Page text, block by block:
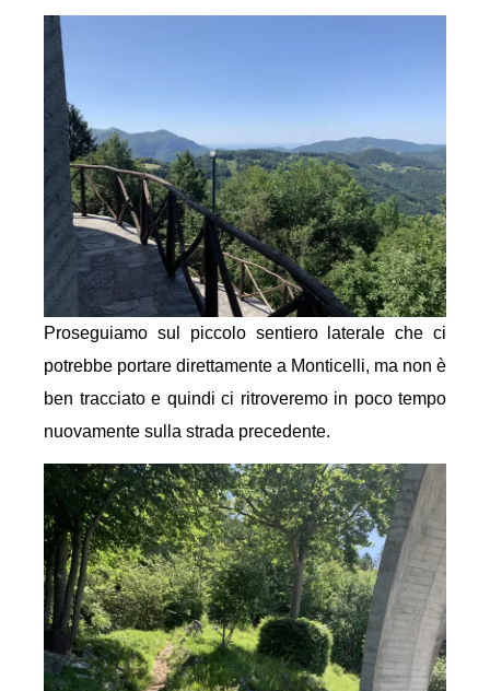
Proseguiamo sul piccolo sentiero laterale che ci
potrebbe portare direttamente a Monticelli, ma non è
ben tracciato e quindi ci ritroveremo in poco tempo
nuovamente sulla strada precedente.